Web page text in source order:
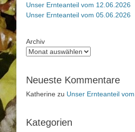
Unser Ernteanteil vom 12.06.2026
Unser Ernteanteil vom 05.06.2026
Archiv
Neueste Kommentare
Katherine zu Unser Ernteanteil
Kategorien